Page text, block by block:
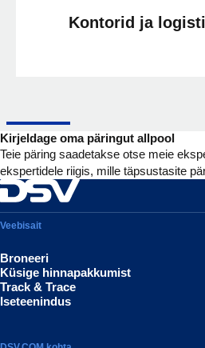
Kontorid ja
Kirjeldage oma päringut allpool
Teie päring saadetakse otse meie
ekspertidele riigis, mille täpsustasite
Veebisait
Broneeri
Küsige hinnapakkumist
Track & Trace
Iseteenindus